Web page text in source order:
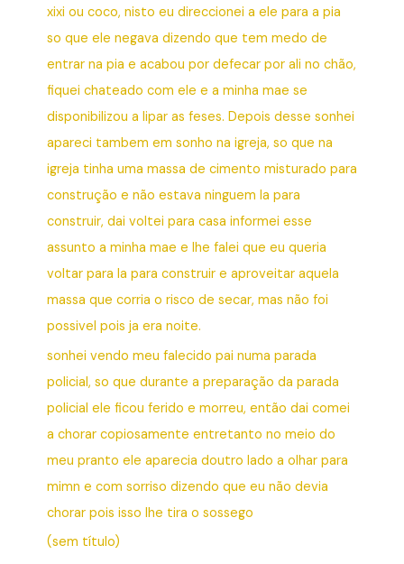
xixi ou coco, nisto eu direccionei a ele para a pia
so que ele negava dizendo que tem medo de
entrar na pia e acabou por defecar por ali no chão,
fiquei chateado com ele e a minha mae se
disponibilizou a lipar as feses. Depois desse sonhei
apareci tambem em sonho na igreja, so que na
igreja tinha uma massa de cimento misturado para
construção e não estava ninguem la para
construir, dai voltei para casa informei esse
assunto a minha mae e lhe falei que eu queria
voltar para la para construir e aproveitar aquela
massa que corria o risco de secar, mas não foi
possivel pois ja era noite.
sonhei vendo meu falecido pai numa parada
policial, so que durante a preparação da parada
policial ele ficou ferido e morreu, então dai comei
a chorar copiosamente entretanto no meio do
meu pranto ele aparecia doutro lado a olhar para
mimn e com sorriso dizendo que eu não devia
chorar pois isso lhe tira o sossego
(sem título)